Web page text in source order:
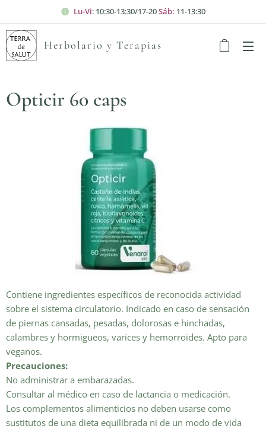
Lu-Vi: 10:30-13:30/17-20Sáb: 11-13:30
Herbolario y Terapias
Opticir 60 caps
Contiene ingredientes específicos de reconocida actividad
sobre el sistema circulatorio. Indicado en caso de sensación
de piernas cansadas, pesadas, dolorosas e hinchadas,
calambres y hormigueos, varices y hemorroides. Apto para
veganos.
Precauciones:
No administrar a embarazadas.
Consultar al médico en caso de lactancia o medicación.
Los complementos alimenticios no deben usarse como
sustitutos de una dieta equilibrada ni de un modo de vida